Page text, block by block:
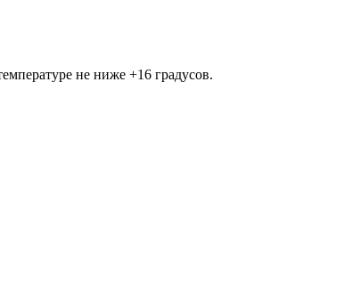
не ниже +16 градусов.